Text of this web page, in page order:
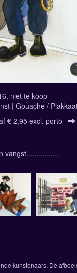
niet te koop
| Gouache /
€ 2,95 excl. porto
vangst................
kunstenaars. De